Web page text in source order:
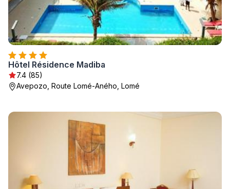
Hôtel Résidence Madiba
7.4 (85)
Avepozo, Route Lomé-Aného, Lomé